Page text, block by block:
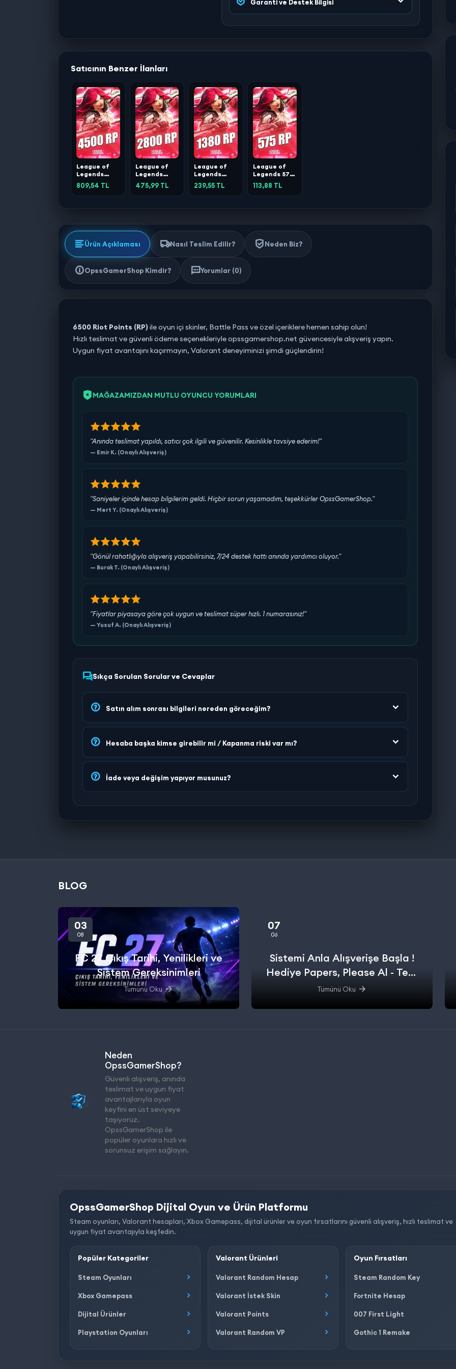
Garanti ve Destek Bilgisi
Satıcının Benzer İlanları
League of
Legends
4500 RP
809,54 TL
League of
Legends
2800 RP
475,99 TL
League of
Legends
1380 RP
239,55 TL
League of
Legends 575
RP
113,88 TL
Ürün Açıklaması Nasıl Teslim Edilir? Neden Biz?
OpssGamerShop Kimdir? Yorumlar (0)
6500 Riot Points (RP) ile oyun içi skinler, Battle Pass ve özel içeriklere hemen sahip olun!
Hızlı teslimat ve güvenli ödeme seçenekleriyle opssgamershop.net güvencesiyle alışveriş yapın.
Uygun fiyat avantajını kaçırmayın, Valorant deneyiminizi şimdi güçlendirin!
MAĞAZAMIZDAN MUTLU OYUNCU YORUMLARI
"Anında teslimat yapıldı, satıcı çok ilgili ve güvenilir. Kesinlikle tavsiye ederim!"
— Emir K. (Onaylı Alışveriş)
"Saniyeler içinde hesap bilgilerim geldi. Hiçbir sorun yaşamadım, teşekkürler OpssGamerShop."
— Mert Y. (Onaylı Alışveriş)
"Gönül rahatlığıyla alışveriş yapabilirsiniz, 7/24 destek hattı anında yardımcı oluyor."
— Burak T. (Onaylı Alışveriş)
"Fiyatlar piyasaya göre çok uygun ve teslimat süper hızlı. 1 numarasınız!"
— Yusuf A. (Onaylı Alışveriş)
Sıkça Sorulan Sorular ve Cevaplar
Satın alım sonrası bilgileri nereden göreceğim?
Hesaba başka kimse girebilir mi / Kapanma riski var mı?
İade veya değişim yapıyor musunuz?
BLOG
03
08
FC 27 Çıkış Tarihi, Yenilikleri ve
Sistem Gereksinimleri
Tümünü Oku
07
06
Sistemi Anla Alışverişe Başla !
Hediye Papers, Please Al - Test
Et - Alışverişe başla.
Tümünü Oku
Neden
OpssGamerShop?
Güvenli alışveriş, anında
teslimat ve uygun fiyat
avantajlarıyla oyun
keyfini en üst seviyeye
taşıyoruz.
OpssGamerShop ile
popüler oyunlara hızlı ve
sorunsuz erişim sağlayın.
OpssGamerShop Dijital Oyun ve Ürün Platformu
Steam oyunları, Valorant hesapları, Xbox Gamepass, dijital ürünler ve oyun fırsatlarını güvenli alışveriş, hızlı teslimat ve
uygun fiyat avantajıyla keşfedin.
Popüler Kategoriler
Steam Oyunları
Xbox Gamepass
Dijital Ürünler
Playstation Oyunları
Valorant Ürünleri
Valorant Random Hesap
Valorant İstek Skin
Valorant Points
Valorant Random VP
Oyun Fırsatları
Steam Random Key
Fortnite Hesap
007 First Light
Gothic 1 Remake